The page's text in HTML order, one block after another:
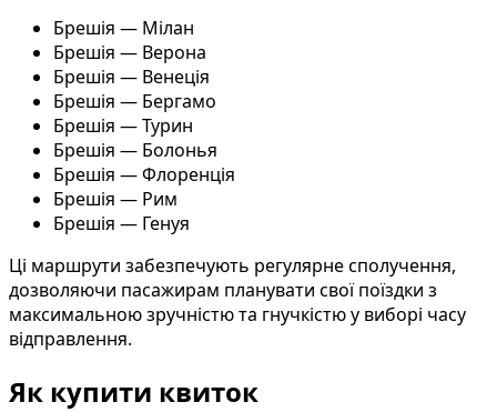
Брешія — Мілан
Брешія — Верона
Брешія — Венеція
Брешія — Бергамо
Брешія — Турин
Брешія — Болонья
Брешія — Флоренція
Брешія — Рим
Брешія — Генуя
Ці маршрути забезпечують регулярне сполучення,
дозволяючи пасажирам планувати свої поїздки з
максимальною зручністю та гнучкістю у виборі часу
відправлення.
Як купити квиток